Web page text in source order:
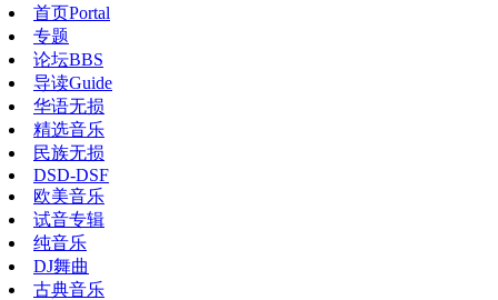
首页Portal
专题
论坛BBS
导读Guide
华语无损
精选音乐
民族无损
DSD-DSF
欧美音乐
试音专辑
纯音乐
DJ舞曲
古典音乐